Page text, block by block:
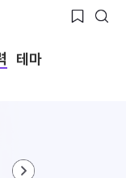
테마